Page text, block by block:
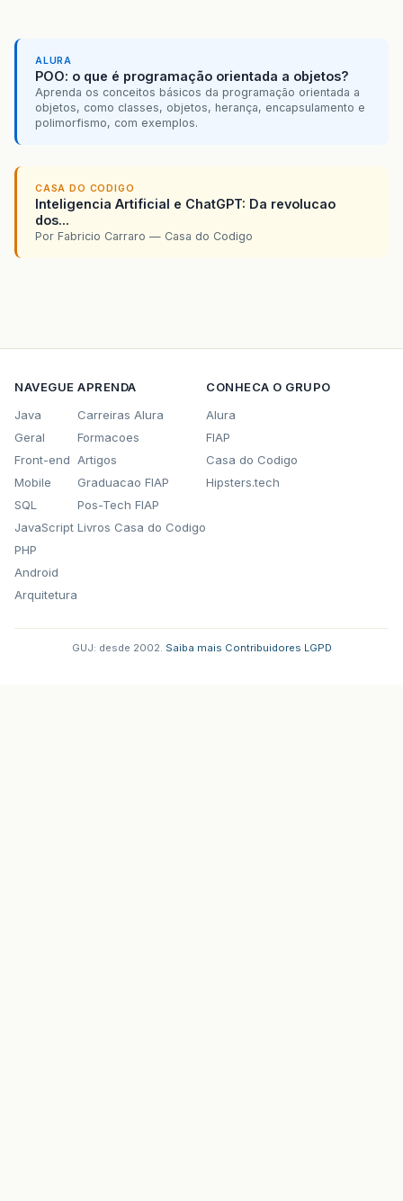
ALURA
POO: o que é programação orientada a objetos?
Aprenda os conceitos básicos da programação orientada a
objetos, como classes, objetos, herança, encapsulamento e
polimorfismo, com exemplos.
CASA DO CODIGO
Inteligencia Artificial e ChatGPT: Da revolucao
dos...
Por Fabricio Carraro — Casa do Codigo
NAVEGUE
Java
Geral
Front-end
Mobile
SQL
JavaScript
PHP
Android
Arquitetura
APRENDA
Carreiras Alura
Formacoes
Artigos
Graduacao FIAP
Pos-Tech FIAP
Livros Casa do Codigo
CONHECA O GRUPO
Alura
FIAP
Casa do Codigo
Hipsters.tech
GUJ: desde 2002. Saiba mais Contribuidores LGPD